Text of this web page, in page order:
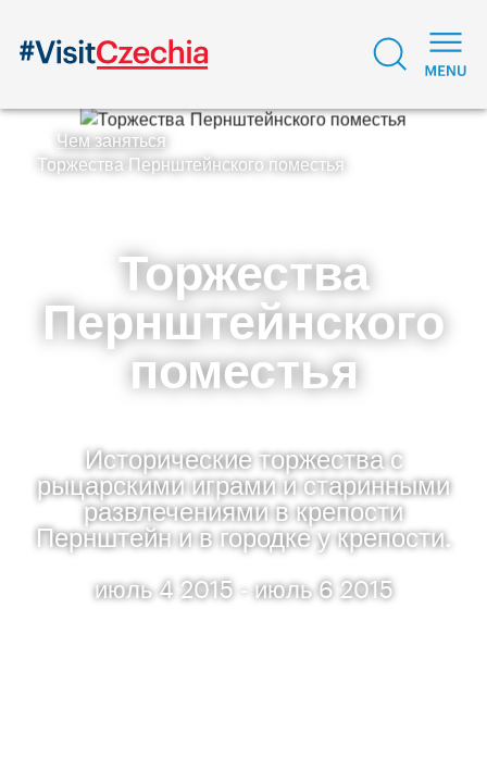
Чем заняться
Торжества Пернштейнского поместья
Торжества
Пернштейнского
поместья
Исторические торжества с
рыцарскими играми и старинными
развлечениями в крепости
Пернштейн и в городке у крепости.
июль 4 2015 - июль 6 2015